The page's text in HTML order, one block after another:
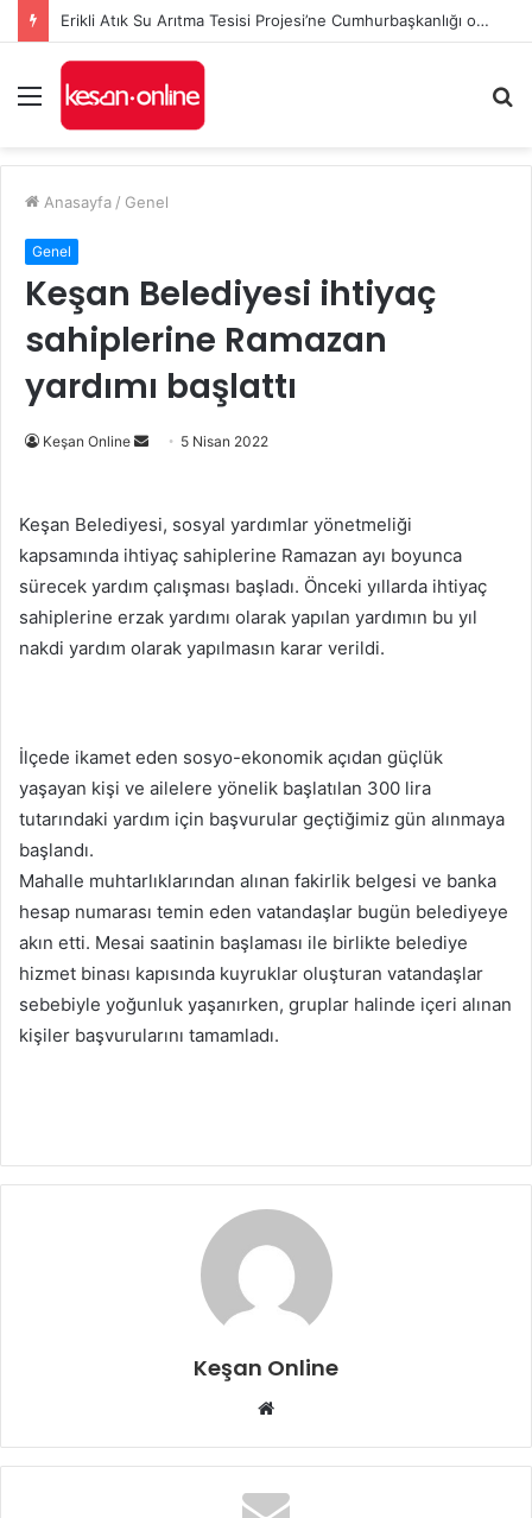
Erikli Atık Su Arıtma Tesisi Projesi’ne Cumhurbaşkanlığı onayı
Menü
...
Anasayfa / Genel
Genel
Keşan Belediyesi ihtiyaç
sahiplerine Ramazan
yardımı başlattı
Keşan Online
Bir
göndermek
5 Nisan 2022
Keşan Belediyesi, sosyal yardımlar yönetmeliği
kapsamında ihtiyaç sahiplerine Ramazan ayı boyunca
sürecek yardım çalışması başladı. Önceki yıllarda ihtiyaç
sahiplerine erzak yardımı olarak yapılan yardımın bu yıl
nakdi yardım olarak yapılmasın karar verildi.
İlçede ikamet eden sosyo-ekonomik açıdan güçlük
yaşayan kişi ve ailelere yönelik başlatılan 300 lira
tutarındaki yardım için başvurular geçtiğimiz gün alınmaya
başlandı.
Mahalle muhtarlıklarından alınan fakirlik belgesi ve banka
hesap numarası temin eden vatandaşlar bugün belediyeye
akın etti. Mesai saatinin başlaması ile birlikte belediye
hizmet binası kapısında kuyruklar oluşturan vatandaşlar
sebebiyle yoğunluk yaşanırken, gruplar halinde içeri alınan
kişiler başvurularını tamamladı.
Keşan Online
Web